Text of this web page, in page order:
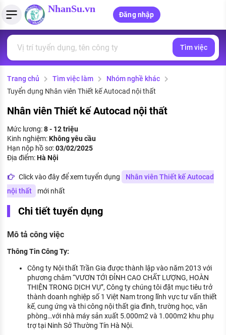
NhanSu.vn
Đăng nhập
Tìm việc làm
Việc làm ngành luật
Việc làm tốt nhất
CÔNG TY
Danh sách nhà tuyển dụng
Quản lý CV
Tải CV lên
MẪU CV THEO STYLE
Mẫu CV đơn giản
Mẫu CV hiện đại
Tính lương Gross - Net
Tính thuế thu nhập cá nhân
PHÁP LUẬT VIỆT NAM
Văn bản pháp luật
Chính sách mới
PHÁP LUẬT LAO ĐỘNG
Lao động và tiền lương
Bảo hiểm và phúc lợi
Thuế thu nhập
Hồ sơ biểu mẫu
Chính sách lao động
KHÁM PHÁ NGHỀ NGHIỆP
Tử vi nghề nghiệp
Kỹ năng nghề nghiệp
HƯỚNG NGHIỆP VIỆC LÀM
Đặc trưng từng nghề
Xu hướng việc làm
Tìm việc
Trang chủ Tìm việc làm
Nhóm nghề khác
Tuyển dụng Nhân viên Thiết kế Autocad nội thất
Nhân viên Thiết kế Autocad nội thất
Mức lương:8 - 12 triệu
Kinh nghiệm:Không yêu cầu
Hạn nộp hồ sơ:03/02/2025
Địa điểm:Hà Nội
Click vào đây để xem tuyển dụng
Nhân viên Thiết kế Autocad
nội thất
mới nhất
Chi tiết tuyển dụng
Mô tả công việc
Thông Tin Công Ty:
Công ty Nội thất Trần Gia được thành lập vào năm 2013 với
phương châm “VƯƠN TỚI ĐỈNH CAO CHẤT LƯỢNG, HOÀN
THIỆN TRONG DỊCH VỤ”, Công ty chúng tôi đặt mục tiêu trở
thành doanh nghiệp số 1 Việt Nam trong lĩnh vực tư vấn thiết
kế, cung ứng và thi công nội thất gia đình, trường học, văn
phòng…với nhà máy sản xuất 5.000m2 và 1.000m2 khu phụ
trợ tại Ninh Sở Thường Tín Hà Nội.